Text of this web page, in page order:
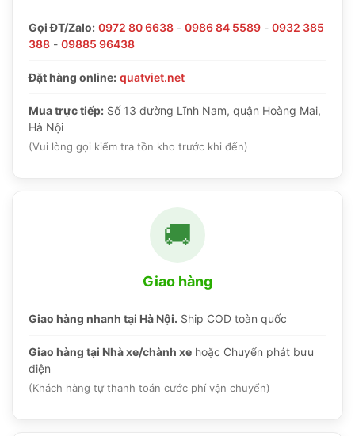
Gọi ĐT/Zalo: 0972 80 6638 - 0986 84 5589 - 0932 385
388 - 09885 96438
Đặt hàng online: quatviet.net
Mua trực tiếp: Số 13 đường Lĩnh Nam, quận Hoàng Mai,
Hà Nội
(Vui lòng gọi kiểm tra tồn kho trước khi đến)
🚚
Giao hàng
Giao hàng nhanh tại Hà Nội. Ship COD toàn quốc
Giao hàng tại Nhà xe/chành xe hoặc Chuyển phát bưu
điện
(Khách hàng tự thanh toán cước phí vận chuyển)